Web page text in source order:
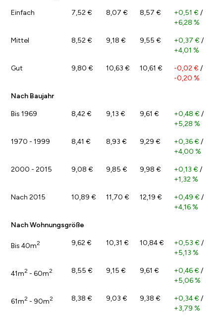
Einfach 7,52 € 8,07 € 8,57 € +0,51 € /
+6,28 %
Mittel 8,52 € 9,18 € 9,55 € +0,37 € /
+4,01 %
Gut 9,80 € 10,63 € 10,61 € -0,02 € /
-0,20 %
Nach Baujahr
Bis 1969 8,42 € 9,13 € 9,61 € +0,48 € /
+5,28 %
1970 - 1999 8,41 € 8,93 € 9,29 € +0,36 € /
+4,00 %
2000 - 2015 9,08 € 9,85 € 9,98 € +0,13 € /
+1,32 %
Nach 2015 10,89 € 11,70 € 12,19 € +0,49 € /
+4,16 %
Nach Wohnungsgröße
Bis 40m2 9,62 € 10,31 € 10,84 € +0,53 € /
+5,13 %
41m2 - 60m2 8,55 € 9,15 € 9,61 € +0,46 € /
+5,06 %
61m2 - 90m2 8,38 € 9,03 € 9,38 € +0,34 € /
+3,79 %